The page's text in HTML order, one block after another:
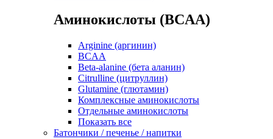
Аминокислоты (BCAA)
Arginine (аргинин)
BCAA
Beta-alanine (бета аланин)
Citrulline (цитруллин)
Glutamine (глютамин)
Комплексные аминокислоты
Отдельные аминокислоты
Показать все
Батончики / печенье / напитки